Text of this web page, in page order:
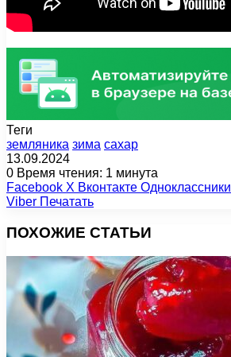
Теги
земляника зима сахар
13.09.2024
0 Время чтения: 1 минута
Facebook X Вконтакте Одноклассники
Viber Печатать
ПОХОЖИЕ СТАТЬИ